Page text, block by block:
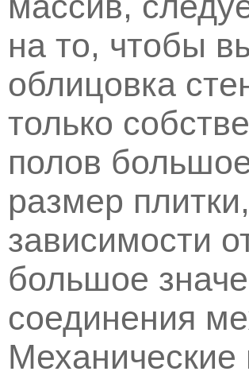
на то, чтобы
облицовка
только
полов
размер
зависимости
большое
соединения
Механические